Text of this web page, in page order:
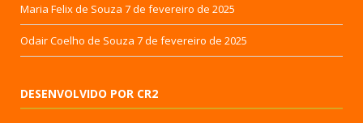
Maria Felix de Souza 7 de fevereiro de 2025
Odair Coelho de Souza 7 de fevereiro de 2025
DESENVOLVIDO POR CR2